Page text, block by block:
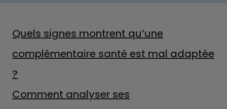
Quels signes montrent qu’une
complémentaire santé est mal adaptée
?
Comment analyser ses